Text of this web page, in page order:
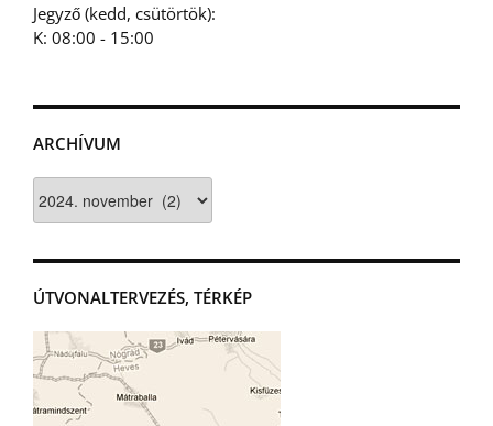
Jegyző (kedd, csütörtök):
K: 08:00 - 15:00
ARCHÍVUM
ÚTVONALTERVEZÉS, TÉRKÉP